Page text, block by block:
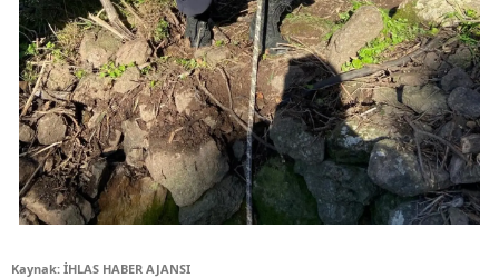
Kaynak: İHLAS HABER AJANSI